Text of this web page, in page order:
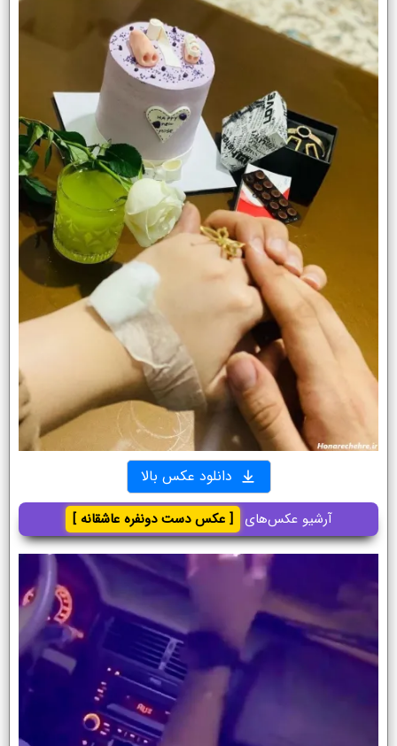
دانلود عکس بالا
آرشیو عکس‌های [ عکس دست دونفره عاشقانه ]